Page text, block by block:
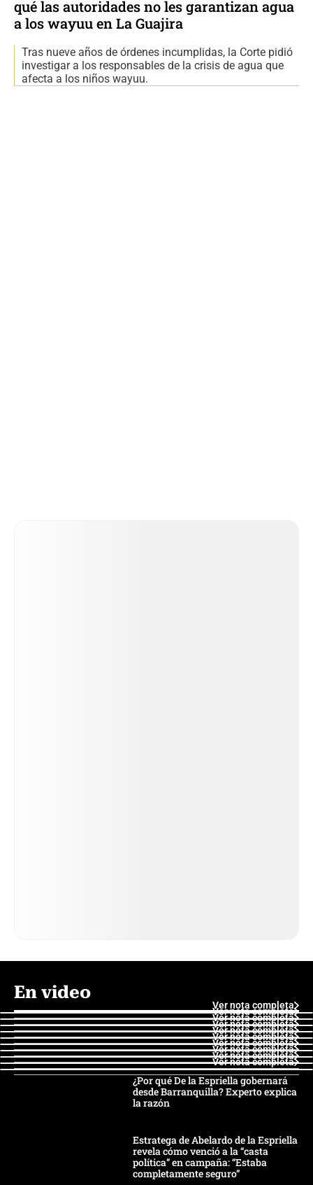
qué las autoridades no les garantizan agua
a los wayuu en La Guajira
Tras nueve años de órdenes incumplidas, la Corte pidió
investigar a los responsables de la crisis de agua que
afecta a los niños wayuu.
En video
Ver nota completa
Ver nota completa
Ver nota completa
Ver nota completa
Ver nota completa
Ver nota completa
Ver nota completa
Ver nota completa
Ver nota completa
Ver nota completa
¿Por qué De la Espriella gobernará
desde Barranquilla? Experto explica
la razón
Estratega de Abelardo de la Espriella
revela cómo venció a la “casta
política” en campaña: “Estaba
completamente seguro”